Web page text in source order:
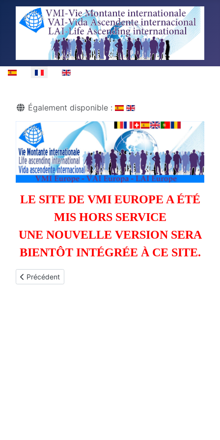
Sélectionnez votre langue
DétailsÉgalement disponible :
LE SITE DE VMI EUROPE A ÉTÉ
MIS HORS SERVICE
UNE NOUVELLE VERSION SERA
BIENTÔT INTÉGRÉE À CE SITE.
Article précédent : COORDINATION AFRIQUE
Précédent